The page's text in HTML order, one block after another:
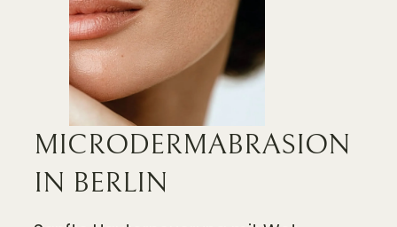
MICRODERMABRASION
IN BERLIN